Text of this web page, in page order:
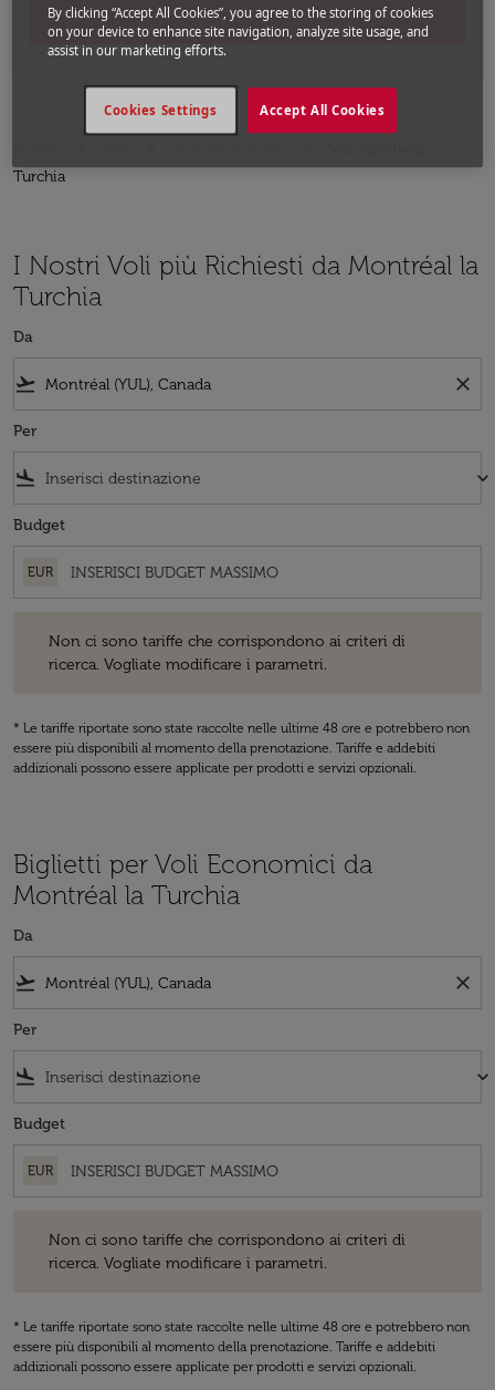
Cerca
Turchia
I Nostri Voli più Richiesti da Montréal la
Turchia
Da
flight_takeoff close
Per
flight_land keyboard_arrow_down
Budget
EUR
Non ci sono tariffe che corrispondono ai criteri di
ricerca. Vogliate modificare i parametri.
* Le tariffe riportate sono state raccolte nelle ultime 48 ore e potrebbero non
essere più disponibili al momento della prenotazione. Tariffe e addebiti
addizionali possono essere applicate per prodotti e servizi opzionali.
Biglietti per Voli Economici da
Montréal la Turchia
Da
flight_takeoff close
Per
flight_land keyboard_arrow_down
Budget
EUR
Non ci sono tariffe che corrispondono ai criteri di
ricerca. Vogliate modificare i parametri.
* Le tariffe riportate sono state raccolte nelle ultime 48 ore e potrebbero non
essere più disponibili al momento della prenotazione. Tariffe e addebiti
addizionali possono essere applicate per prodotti e servizi opzionali.
By clicking “Accept All Cookies”, you agree to the storing of cookies
on your device to enhance site navigation, analyze site usage, and
assist in our marketing efforts.
Accept All Cookies
Cookies Settings